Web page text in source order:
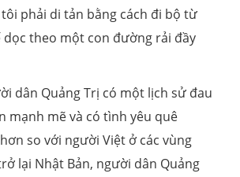
phải di tản bằng cách đi bộ từ
dọc theo một con đường rải đầy
dân Quảng Trị có một lịch sử đau
mạnh mẽ và có tình yêu quê
so với người Việt ở các vùng
lại Nhật Bản, người dân Quảng